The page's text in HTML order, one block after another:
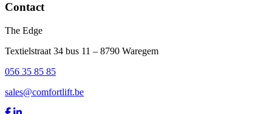
Contact
The Edge
Textielstraat 34 bus 11 – 8790 Waregem
056 35 85 85
sales@comfortlift.be